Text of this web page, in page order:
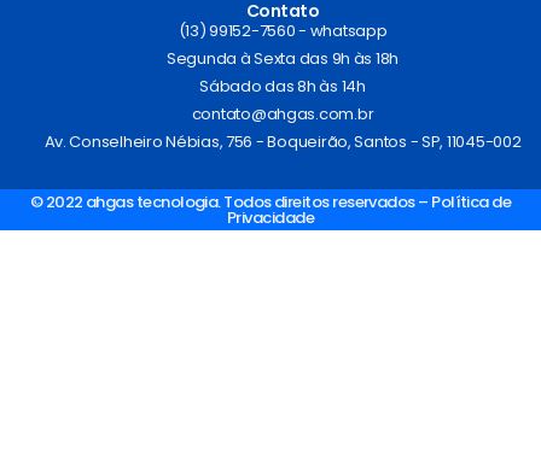
Contato
(13) 99152-7560 - whatsapp
Segunda à Sexta das 9h às 18h
Sábado das 8h às 14h
contato@ahgas.com.br
Av. Conselheiro Nébias, 756 - Boqueirão, Santos - SP, 11045-002
© 2022 ahgas tecnologia. Todos direitos reservados – Política de
Privacidade